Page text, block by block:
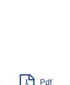
Pdf